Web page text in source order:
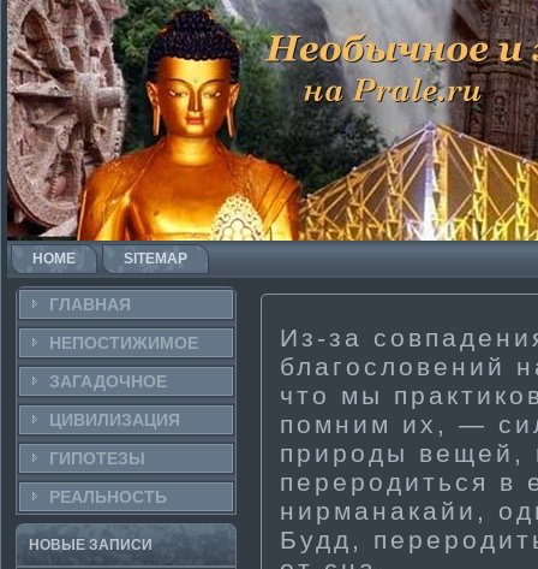
HOME SITEMAP
ГЛАВНАЯ
НЕПОСТИ­ЖИМОЕ
ЗАГАДОЧНΟЕ
ЦИВИЛИЗАЦИЯ
ГИПОТЕЗЫ
РЕАЛЬНΟСТЬ
НОВЫЕ ЗАПИСИ
Из-за
благословений
что мы
помним их, —
природы вещей,
переродиться в
нирма­накайи,
Будд,